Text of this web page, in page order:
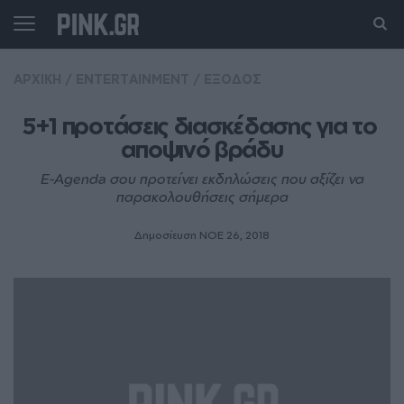
5+1 προτάσεις διασκέδασης για το
αποψινό βράδυ
E-Agenda σου προτείνει εκδηλώσεις που αξίζει να
παρακολουθήσεις σήμερα
Δημοσίευση ΝΟE 26, 2018